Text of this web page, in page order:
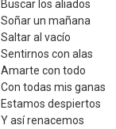
Buscar los aliados
Soñar un mañana
Saltar al vacío
Sentirnos con alas
Amarte con todo
Con todas mis ganas
Estamos despiertos
Y así renacemos